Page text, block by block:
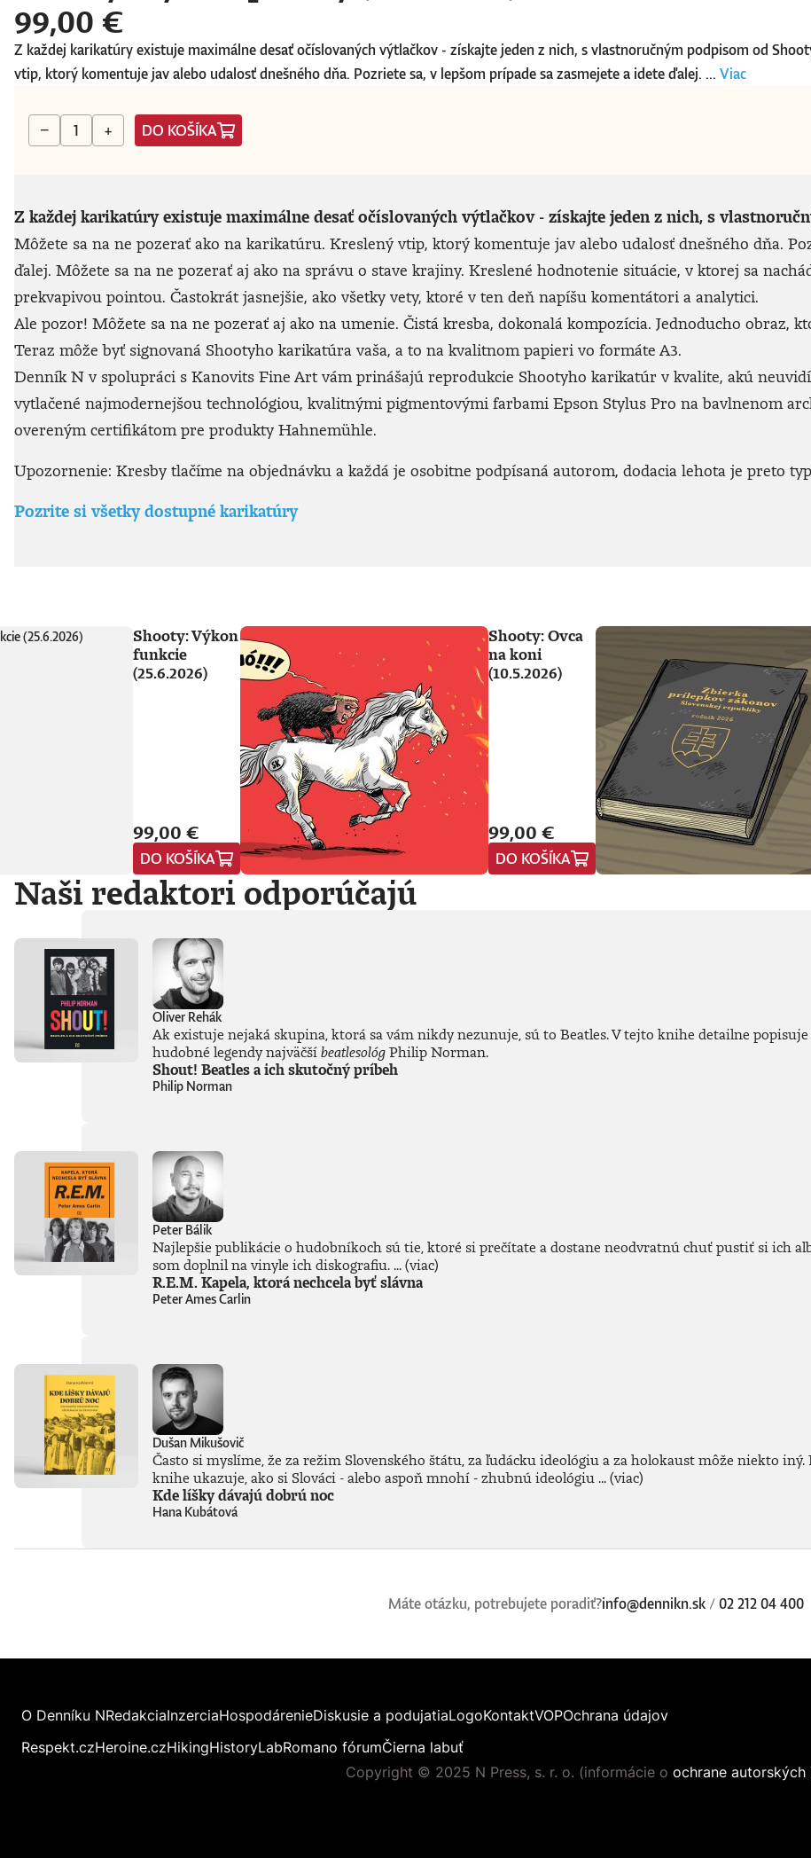
99,00 €
Z každej karikatúry existuje maximálne desať očíslovaných výtlačkov - získajte jeden z nich, s vlastnoručným podpisom od
vtip, ktorý komentuje jav alebo udalosť dnešného dňa. Pozriete sa, v lepšom prípade sa zasmejete a idete ďalej. ... Viac
− + DO KOŠÍKA
Z každej karikatúry existuje maximálne desať očíslovaných výtlačkov - získajte jeden z nich, s
Môžete sa na ne pozerať ako na karikatúru. Kreslený vtip, ktorý komentuje jav alebo udalosť dnešného dňa.
ďalej. Môžete sa na ne pozerať aj ako na správu o stave krajiny. Kreslené hodnotenie situácie, v ktorej sa
prekvapivou pointou. Častokrát jasnejšie, ako všetky vety, ktoré v ten deň napíšu komentátori a analytici.
Ale pozor! Môžete sa na ne pozerať aj ako na umenie. Čistá kresba, dokonalá kompozícia. Jednoducho obraz,
Teraz môže byť signovaná Shootyho karikatúra vaša, a to na kvalitnom papieri vo formáte A3.
Denník N v spolupráci s Kanovits Fine Art vám prinášajú reprodukcie Shootyho karikatúr v kvalite, akú
vytlačené najmodernejšou technológiou, kvalitnými pigmentovými farbami Epson Stylus Pro na bavlnenom
overeným certifikátom pre produkty Hahnemühle.
Upozornenie: Kresby tlačíme na objednávku a každá je osobitne podpísaná autorom, dodacia lehota je preto
Pozrite si všetky dostupné karikatúry
Shooty: Výkon
funkcie
(25.6.2026)
99,00 €
DO KOŠÍKA
Shooty: Ovca
na koni
(10.5.2026)
99,00 €
DO KOŠÍKA
Naši redaktori odporúčajú
Oliver Rehák
Ak existuje nejaká skupina, ktorá sa vám nikdy nezunuje, sú to Beatles. V tejto knihe detailne
hudobné legendy najväčšíbeatlesológPhilip Norman.
Shout! Beatles a ich skutočný príbeh
Philip Norman
Peter Bálik
Najlepšie publikácie o hudobníkoch sú tie, ktoré si prečítate a dostane neodvratnú chuť pustiť si ich
som doplnil na vinyle ich diskografiu. ...(viac)
R.E.M. Kapela, ktorá nechcela byť slávna
Peter Ames Carlin
Dušan Mikušovič
Často si myslíme, že za režim Slovenského štátu, za ľudácku ideológiu a za holokaust môže niekto
knihe ukazuje, ako si Slováci - alebo aspoň mnohí - zhubnú ideológiu ...(viac)
Kde líšky dávajú dobrú noc
Hana Kubátová
Máte otázku, potrebujete poradiť?info@dennikn.sk/02 212 04 400
O Denníku NRedakciaInzerciaHospodárenieDiskusie a podujatiaLogoKontaktVOPOchrana údajov
Respekt.czHeroine.czHikingHistoryLabRomano fórumČierna labuť
Copyright © 2025 N Press, s. r. o. (informácie o ochrane autorských